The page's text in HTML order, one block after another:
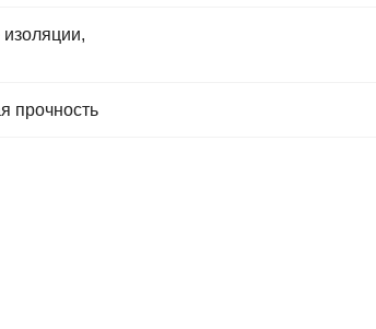
прочность